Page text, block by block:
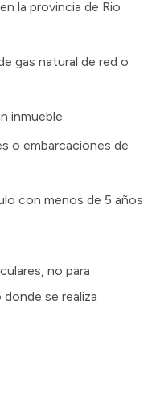
la provincia de Rio
gas natural de red o
inmueble.
o embarcaciones de
con menos de 5 años
no para
se realiza